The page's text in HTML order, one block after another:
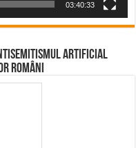
03:40:33
Artificial
Români